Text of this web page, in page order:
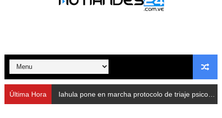
Nevado Gas optimiza servicio residencial en la
Balance semestral impulsa inclusión y atención a
Plan Vacacional Comunitario “Ríe 2026” recorre las
Última Hora Iahula pone en marcha protocolo de triaje psicosocial para atender a rescatistas